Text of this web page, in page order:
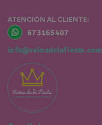
ATENCIÓN AL CLIENTE:
673165407
info@reinadelafiesta.com